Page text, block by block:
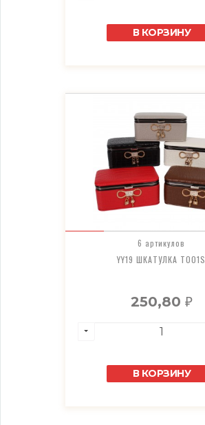
В КОРЗИНУ
6 артикулов
YY19 ШКАТУЛКА T001S
250,80 ₽
В КОРЗИНУ